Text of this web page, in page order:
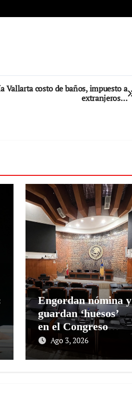
Vallarta costo de baños, impuesto a
extranjeros…
Engordan nómina y
guardan ‘huesos’
en el Congreso
Jalisco
Ago 3, 2026